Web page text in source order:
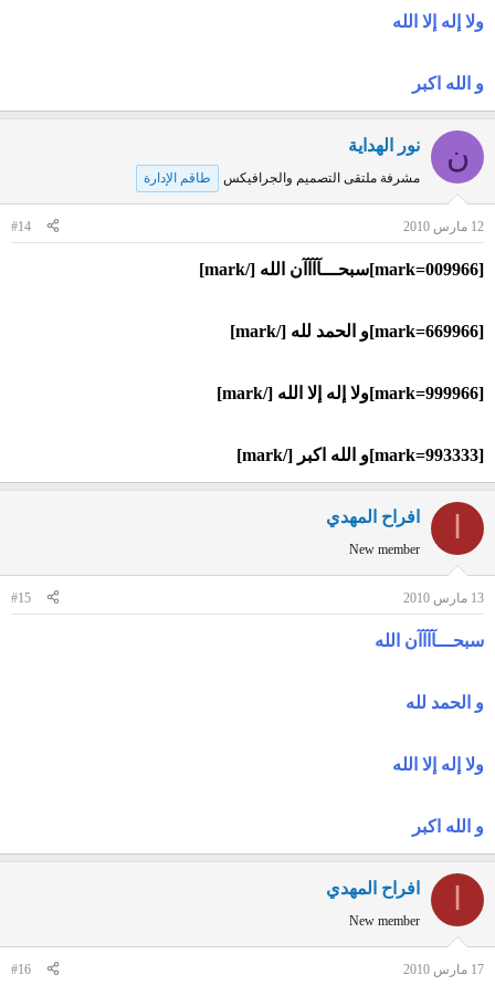
ولا إله إلا الله
و الله اكبر
ن نور الهداية
مشرفة ملتقى التصميم والجرافيكس طاقم الإدارة
12 مارس 2010 #14
[mark=009966]سبحـــآآآآن الله [/mark]
[mark=669966]و الحمد لله [/mark]
[mark=999966]ولا إله إلا الله [/mark]
[mark=993333]و الله اكبر [/mark]
افراح المهدي
New member
13 مارس 2010 #15
سبحـــآآآآن الله
و الحمد لله
ولا إله إلا الله
و الله اكبر
افراح المهدي
New member
17 مارس 2010 #16